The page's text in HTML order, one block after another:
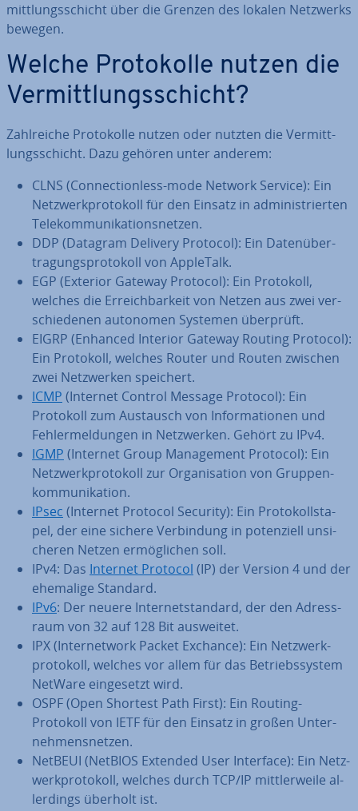
mitt­lungs­schicht über die Grenzen des lokalen Netzwerks
bewegen.
Welche Pro­to­kol­le nutzen die
Ver­mitt­lungs­schicht?
Zahl­rei­che Pro­to­kol­le nutzen oder nutzten die Ver­mitt­
lungs­schicht. Dazu gehören unter anderem:
CLNS (Con­nec­tion­less-mode Network Service): Ein
Netz­werk­pro­to­koll für den Einsatz in ad­mi­nis­trier­ten
Te­le­kom­mu­ni­ka­ti­ons­net­zen.
DDP (Datagram Delivery Protocol): Ein Da­ten­über­
tra­gungs­pro­to­koll von AppleTalk.
EGP (Exterior Gateway Protocol): Ein Protokoll,
welches die Er­reich­bar­keit von Netzen aus zwei ver­
schie­de­nen autonomen Systemen überprüft.
EIGRP (Enhanced Interior Gateway Routing Protocol):
Ein Protokoll, welches Router und Routen zwischen
zwei Netz­wer­ken speichert.
ICMP (Internet Control Message Protocol): Ein
Protokoll zum Austausch von In­for­ma­tio­nen und
Feh­ler­mel­dun­gen in Netz­wer­ken. Gehört zu IPv4.
IGMP (Internet Group Ma­nage­ment Protocol): Ein
Netz­werk­pro­to­koll zur Or­ga­ni­sa­ti­on von Grup­pen­
kom­mu­ni­ka­ti­on.
IPsec (Internet Protocol Security): Ein Pro­to­koll­sta­
pel, der eine sichere Ver­bin­dung in po­ten­zi­ell un­si­
che­ren Netzen er­mög­li­chen soll.
IPv4: Das Internet Protocol (IP) der Version 4 und der
ehemalige Standard.
IPv6: Der neuere In­ter­net­stan­dard, der den Adress­
raum von 32 auf 128 Bit ausweitet.
IPX (In­ter­net­work Packet Exchance): Ein Netz­werk­
pro­to­koll, welches vor allem für das Be­triebs­sys­tem
NetWare ein­ge­setzt wird.
OSPF (Open Shortest Path First): Ein Routing-
Protokoll von IETF für den Einsatz in großen Un­ter­
neh­mens­net­zen.
NetBEUI (NetBIOS Extended User Interface): Ein Netz­
werk­pro­to­koll, welches durch TCP/IP mitt­ler­wei­le al­
ler­dings überholt ist.